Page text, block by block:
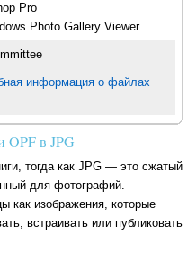
Pro
Photo Gallery Viewer
информация о файлах
OPF в JPG
тогда как JPG — это сжатый
для фотографий.
как изображения, которые
встраивать или публиковать